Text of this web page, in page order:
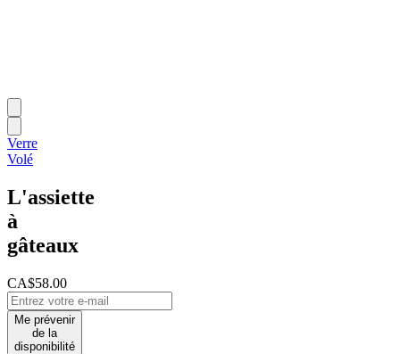
Verre
Volé
L'assiette
à
gâteaux
CA$58.00
Me prévenir
de la
disponibilité